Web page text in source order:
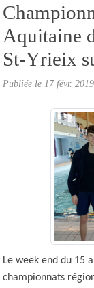
Aquitaine
St-Yrieix
Publiée le 17 févr. 2019
Le week end du 15
championnats